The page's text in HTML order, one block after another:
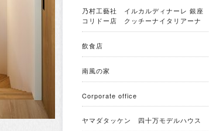
乃村工藝社 イルカルディナーレ 銀座
コリドー店 クッチーナイタリアーナ
飲食店
南風の家
Corporate office
ヤマダタッケン 四十万モデルハウス